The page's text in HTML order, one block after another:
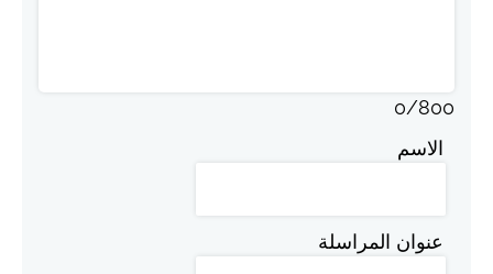
0/800
الاسم
عنوان المراسلة